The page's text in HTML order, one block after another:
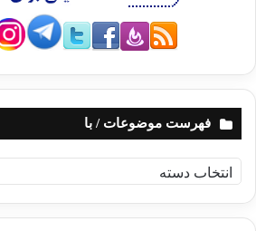
فهرست موضوعات / با
ه
ر